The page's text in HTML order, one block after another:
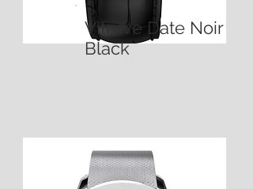
Vitruve Date Noir
Black